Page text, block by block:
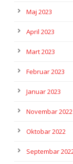
Maj 2023
April 2023
Mart 2023
Februar 2023
Januar 2023
Novembar 2022
Oktobar 2022
Septembar